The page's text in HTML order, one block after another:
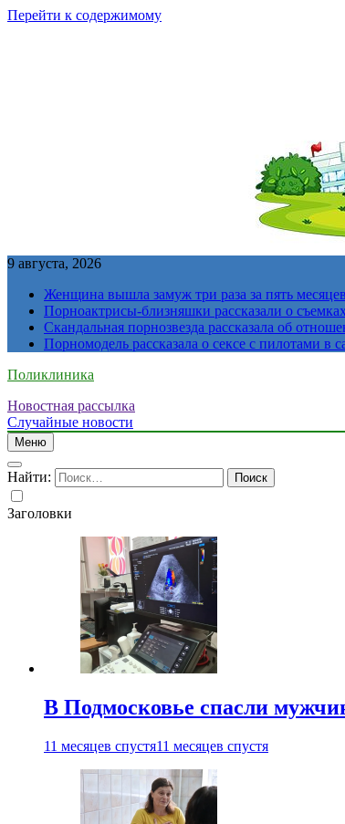
Перейти к содержимому
9 августа, 2026
Женщина вышла замуж три раза за пять месяцев
Порноактрисы-близняшки рассказали о
Скандальная порнозвезда рассказала об
Порномодель рассказала о сексе с пилотами в
Поликлиника
Новостная рассылка
Случайные новости
Меню
Найти:
Заголовки
В Подмосковье спасли
11 месяцев спустя11 месяцев спустя